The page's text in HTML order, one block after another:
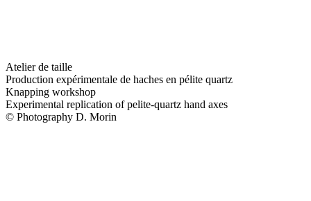
Atelier de taille
Production expérimentale de haches en pélite quartz
Knapping workshop
Experimental replication of pelite-quartz hand axes
© Photography D. Morin